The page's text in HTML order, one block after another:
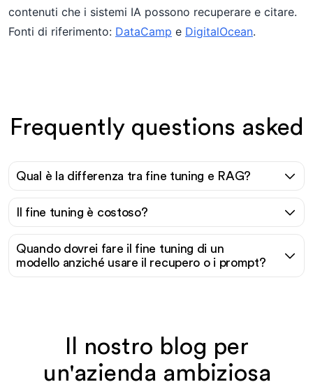
contenuti che i sistemi IA possono recuperare e citare.
Fonti di riferimento: DataCamp e DigitalOcean.
Frequently questions asked
Qual è la differenza tra fine tuning e RAG?
Il fine tuning è costoso?
Quando dovrei fare il fine tuning di un
modello anziché usare il recupero o i prompt?
Il nostro blog per
un'azienda ambiziosa